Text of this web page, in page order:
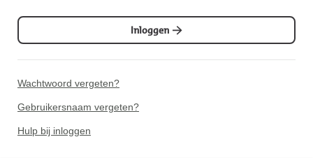
Inloggen
Wachtwoord vergeten?
Gebruikersnaam vergeten?
Hulp bij inloggen